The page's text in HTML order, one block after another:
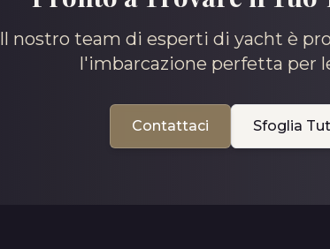
Il nostro team di esperti di yacht è
l'imbarcazione perfetta per
Contattaci Sfoglia